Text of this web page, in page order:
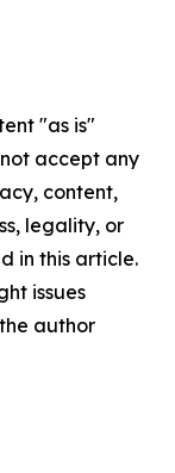
"as is"
accept any
content,
legality, or
in this article.
issues
author